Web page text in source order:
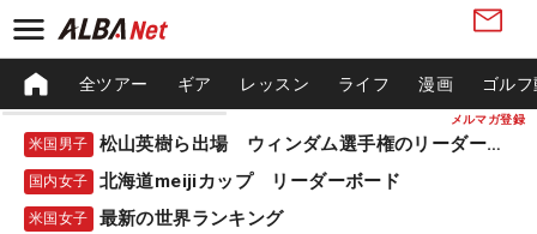
メルマガ登録
全ツアー ギア レッスン ライフ 漫画 ゴル
米国男子 松山英樹ら出場 ウィンダム選手権のリーダーボード
国内女子 北海道meijiカップ リーダーボード
米国女子 最新の世界ランキング